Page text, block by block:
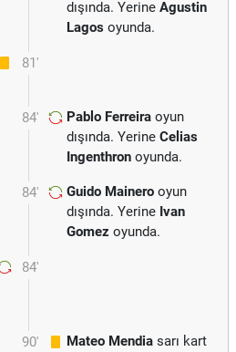
dışında. Yerine Agustin
Lagos oyunda.
81'
84' Pablo Ferreira oyun
dışında. Yerine Celias
Ingenthron oyunda.
84' Guido Mainero oyun
dışında. Yerine Ivan
Gomez oyunda.
84'
90' Mateo Mendia sarı kart